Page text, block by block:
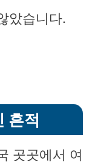
았습니다.
흔적
곳곳에서 여